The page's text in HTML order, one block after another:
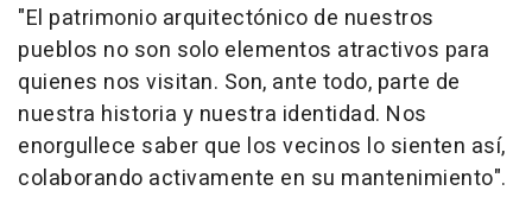
"El patrimonio arquitectónico de nuestros
pueblos no son solo elementos atractivos para
quienes nos visitan. Son, ante todo, parte de
nuestra historia y nuestra identidad. Nos
enorgullece saber que los vecinos lo sienten así,
colaborando activamente en su mantenimiento".